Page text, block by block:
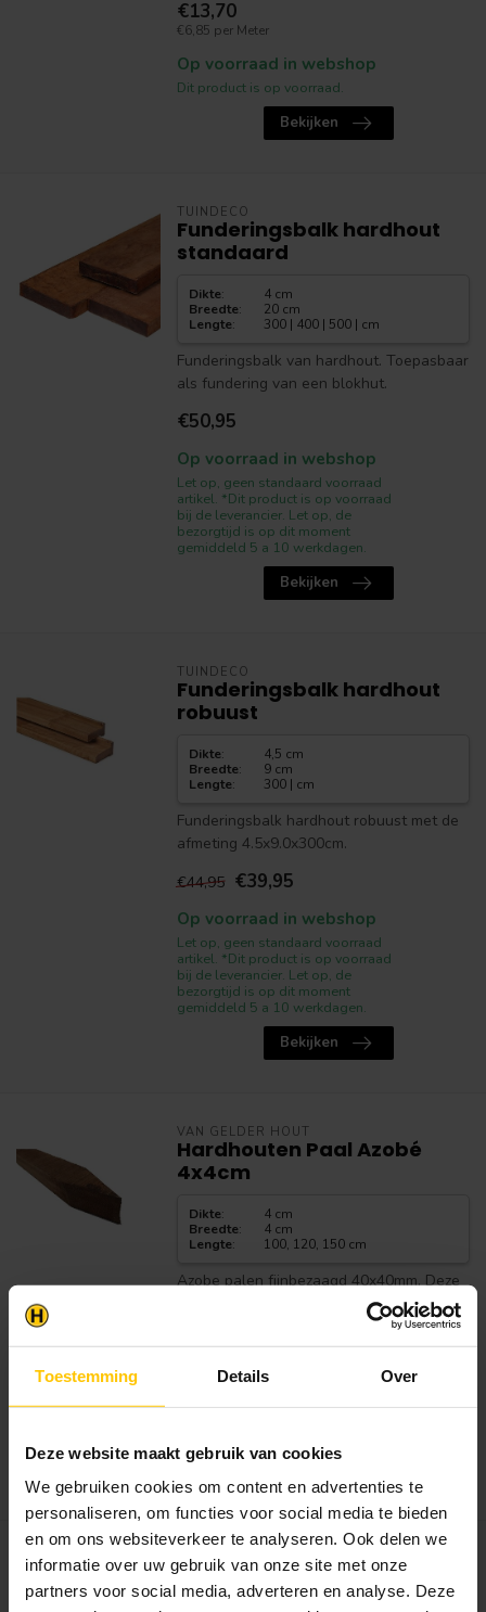
Toestemming Details Over
Deze website maakt gebruik van cookies
We gebruiken cookies om content en advertenties te
personaliseren, om functies voor social media te bieden
en om ons websiteverkeer te analyseren. Ook delen we
informatie over uw gebruik van onze site met onze
partners voor social media, adverteren en analyse. Deze
€13,70
€6,85 per Meter
Op voorraad in webshop
Dit product is op voorraad.
Bekijken
TUINDECO
Funderingsbalk hardhout
standaard
Dikte:
4 cm
Breedte:
20 cm
Lengte: 300 | 400 | 500 | cm
Funderingsbalk van hardhout. Toepasbaar
als fundering van een blokhut.
€50,95
Op voorraad in webshop
Let op, geen standaard voorraad
artikel. *Dit product is op voorraad
bij de leverancier. Let op, de
bezorgtijd is op dit moment
gemiddeld 5 a 10 werkdagen.
Bekijken
TUINDECO
Funderingsbalk hardhout
robuust
Dikte:
4,5 cm
Breedte:
9 cm
Lengte: 300 | cm
Funderingsbalk hardhout robuust met de
afmeting 4.5x9.0x300cm.
€44,95 €39,95
Op voorraad in webshop
Let op, geen standaard voorraad
artikel. *Dit product is op voorraad
bij de leverancier. Let op, de
bezorgtijd is op dit moment
gemiddeld 5 a 10 werkdagen.
Bekijken
VAN GELDER HOUT
Hardhouten Paal Azobé
4x4cm
Dikte:
4 cm
Breedte:
4 cm
Lengte: 100, 120, 150 cm
Azobe palen fijnbezaagd 40x40mm. Deze
hardhouten Azobé piket palen he...
€2,25 per
Op voorraad in webshop
VAN GELDER HOUT
Hardhouten Paal Azobé /
angelim 6x6cm